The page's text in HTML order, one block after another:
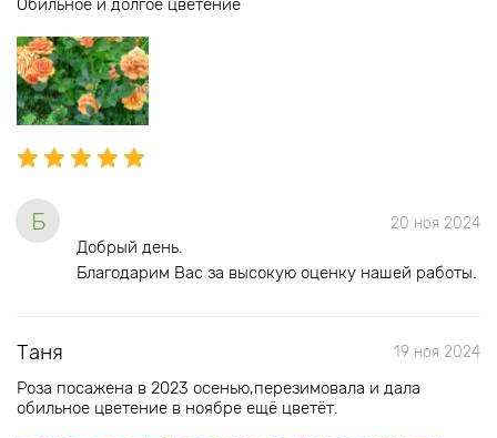
Обильное и долгое цветение
Б 20 ноя 2024
Добрый день.
Благодарим Вас за высокую оценку нашей работы.
Таня 19 ноя 2024
Роза посажена в 2023 осенью,перезимовала и дала
обильное цветение в ноябре ещё цветёт.